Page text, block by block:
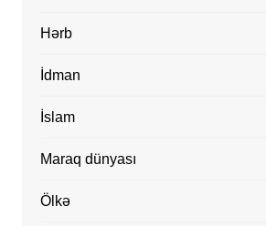
Hərb
İdman
İslam
Maraq dünyası
Ölkə